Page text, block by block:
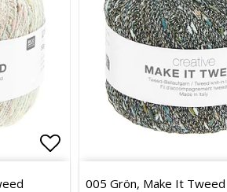
Lägg till i favoritlistan
005 Grön, Make It Tweed